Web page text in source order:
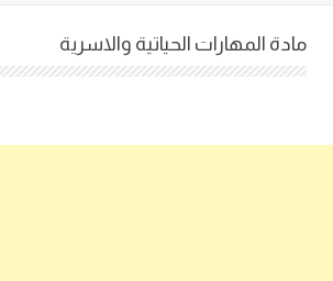
مادة المهارات الحياتية والاسرية